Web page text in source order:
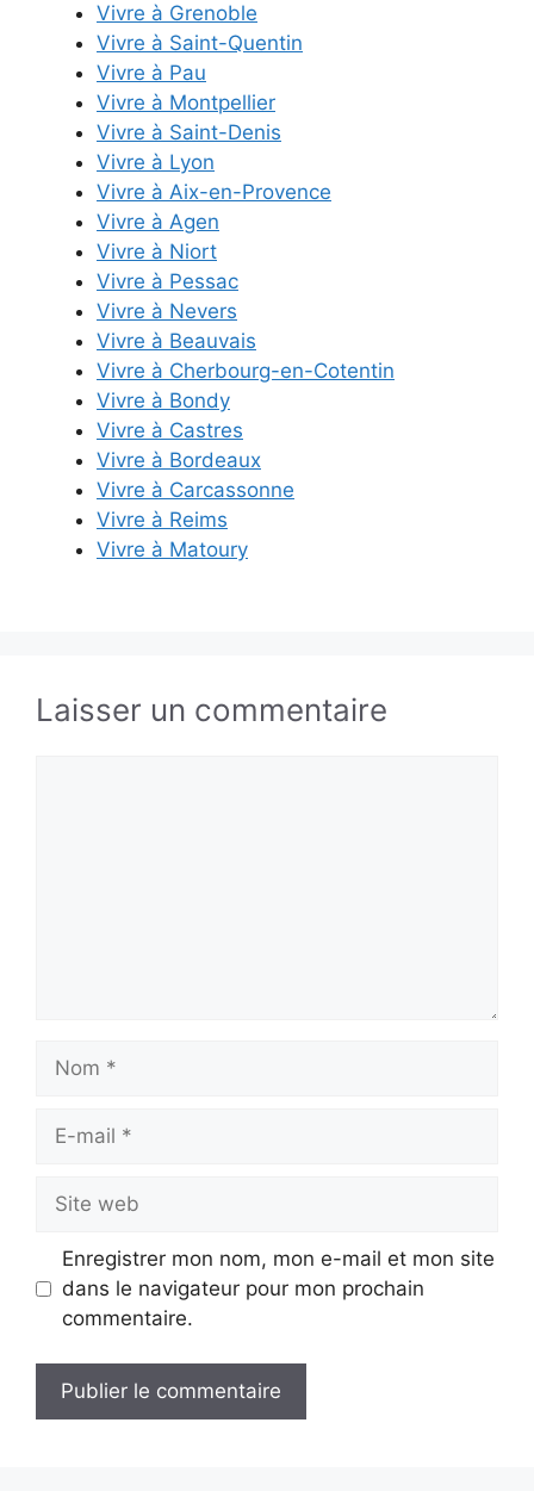
Vivre à Grenoble
Vivre à Saint-Quentin
Vivre à Pau
Vivre à Montpellier
Vivre à Saint-Denis
Vivre à Lyon
Vivre à Aix-en-Provence
Vivre à Agen
Vivre à Niort
Vivre à Pessac
Vivre à Nevers
Vivre à Beauvais
Vivre à Cherbourg-en-Cotentin
Vivre à Bondy
Vivre à Castres
Vivre à Bordeaux
Vivre à Carcassonne
Vivre à Reims
Vivre à Matoury
Laisser un commentaire
mail
web
Enregistrer mon nom, mon e-mail et mon site
dans le navigateur pour mon prochain
commentaire.